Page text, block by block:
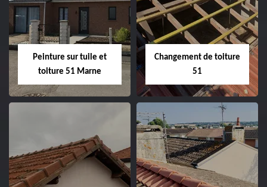
de façade 51
51
Peinture sur tuile et
toiture 51 Marne
Peinture sur tuile
et toiture 51
Changement de toiture
51
Changement de
toiture 51